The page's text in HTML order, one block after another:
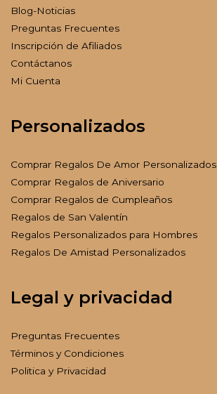
Blog-Noticias
Preguntas Frecuentes
Inscripción de Afiliados
Contáctanos
Mi Cuenta
Personalizados
Comprar Regalos De Amor Personalizados
Comprar Regalos de Aniversario
Comprar Regalos de Cumpleaños
Regalos de San Valentín
Regalos Personalizados para Hombres
Regalos De Amistad Personalizados
Legal y privacidad
Preguntas Frecuentes
Términos y Condiciones
Politica y Privacidad